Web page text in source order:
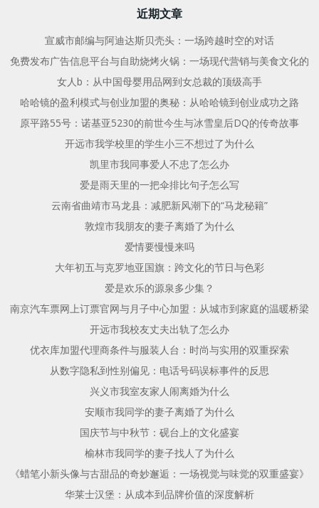
航
近期文章
宣威市邮编与阿迪达斯贝壳头：一场跨越时空的对话
免费发布广告信息平台与自助烧烤火锅：一场现代营销与美食文化的
女人b：从中国母婴用品网到女总裁的顶级高手
哈哈镜的盈利模式与创业加盟的奥秘：从哈哈镜到创业成功之路
原平路55号：诺基亚5230的前世今生与冰雪皇后DQ的传奇故事
开远市我学校里的学生小三不想过了为什么
凯里市我同事爱人不忠了怎么办
爱是雨天里的一把伞排比句子怎么写
云南省曲靖市马龙县：减肥新风潮下的“马龙秘籍”
敦煌市我朋友的妻子离婚了为什么
爱情要慢慢来吗
大年初五与克罗地亚国旗：跨文化的节日与色彩
爱是欢乐的源泉多少集？
南京汽车票网上订票官网与月子中心加盟：从城市到家庭的温暖桥梁
开远市我校友丈夫出轨了怎么办
优衣库加盟代理商条件与服装人台：时尚与实用的双重探索
从数字隐私到性别偏见：电话号码误标事件的反思
兴义市我室友家人闹离婚为什么
安顺市我同学的妻子离婚了为什么
国庆节与中秋节：砚台上的文化盛宴
榆林市我同学的妻子找人了为什么
《蜡笔小新头像与古甜品的奇妙邂逅：一场视觉与味觉的双重盛宴》
华莱士汉堡：从成本到品牌价值的深度解析